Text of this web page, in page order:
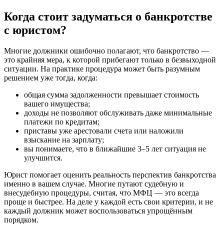
Когда стоит задуматься о банкротстве
с юристом?
Многие должники ошибочно полагают, что банкротство —
это крайняя мера, к которой прибегают только в безвыходной
ситуации. На практике процедура может быть разумным
решением уже тогда, когда:
общая сумма задолженности превышает стоимость
вашего имущества;
доходы не позволяют обслуживать даже минимальные
платежи по кредитам;
приставы уже арестовали счета или наложили
взыскание на зарплату;
вы понимаете, что в ближайшие 3–5 лет ситуация не
улучшится.
Юрист помогает оценить реальность перспектив банкротства
именно в вашем случае. Многие путают судебную и
внесудебную процедуры, считая, что МФЦ — это всегда
проще и быстрее. На деле у каждой есть свои критерии, и не
каждый должник может воспользоваться упрощённым
порядком.